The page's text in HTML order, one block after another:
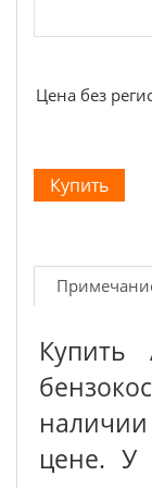
Цена без
Купить
цене. У